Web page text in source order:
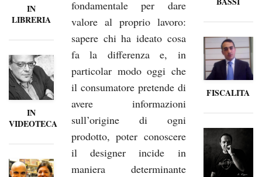
IN
LIBRERIA
IN
VIDEOTECA
fondamentale per dare
valore al proprio lavoro:
sapere chi ha ideato cosa
fa la differenza e, in
particolar modo oggi che
il consumatore pretende di
avere informazioni
sull’origine di ogni
prodotto, poter conoscere
il designer incide in
maniera determinante
FISCALITA